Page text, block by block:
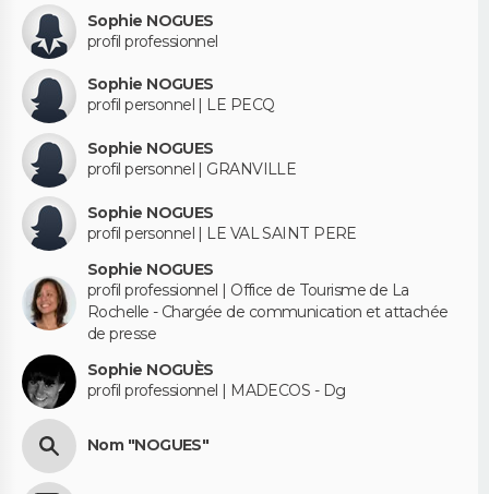
Sophie NOGUES
profil professionnel
Sophie NOGUES
profil personnel | LE PECQ
Sophie NOGUES
profil personnel | GRANVILLE
Sophie NOGUES
profil personnel | LE VAL SAINT PERE
Sophie NOGUES
profil professionnel | Office de Tourisme de La
Rochelle - Chargée de communication et attachée
de presse
Sophie NOGUÈS
profil professionnel | MADECOS - Dg
Nom "NOGUES"